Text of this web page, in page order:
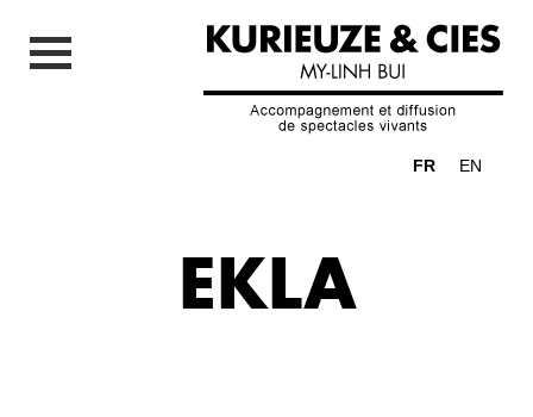
FR EN
EKLA